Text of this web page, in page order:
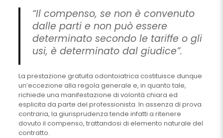
“Il compenso, se non è convenuto
dalle parti e non può essere
determinato secondo le tariffe o gli
usi, è determinato dal giudice”.
La prestazione gratuita odontoiatrica costituisce dunque
un’eccezione alla regola generale e, in quanto tale,
richiede una manifestazione di volontà chiara ed
esplicita da parte del professionista. In assenza di prova
contraria, la giurisprudenza tende infatti a ritenere
dovuto il compenso, trattandosi di elemento naturale del
contratto.